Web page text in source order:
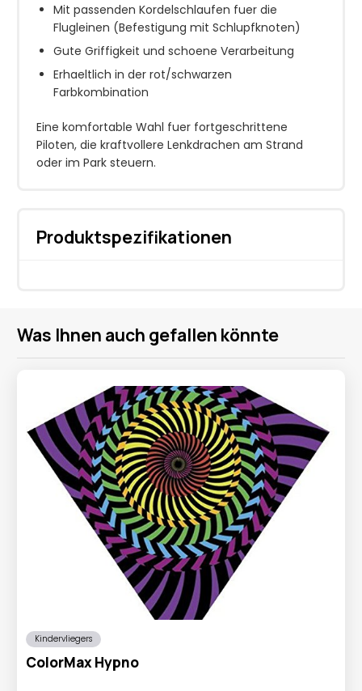
Mit passenden Kordelschlaufen fuer die
Flugleinen (Befestigung mit Schlupfknoten)
Gute Griffigkeit und schoene Verarbeitung
Erhaeltlich in der rot/schwarzen
Farbkombination
Eine komfortable Wahl fuer fortgeschrittene
Piloten, die kraftvollere Lenkdrachen am Strand
oder im Park steuern.
Produktspezifikationen
Was Ihnen auch gefallen könnte
Kindervliegers
ColorMax Hypno